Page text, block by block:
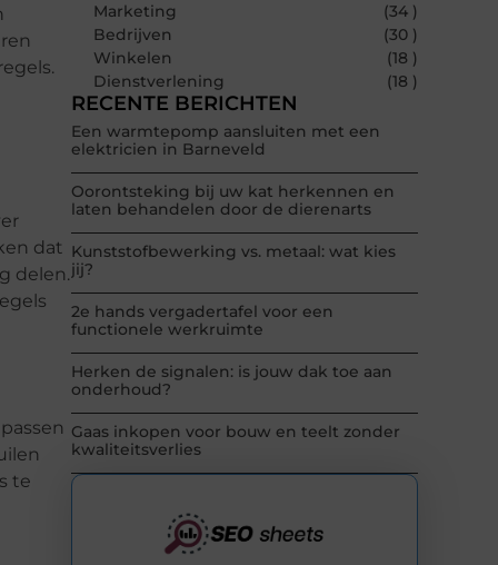
dat
delen.
te
Marketing
(34 )
Bedrijven
(30 )
Winkelen
(18 )
Dienstverlening
(18 )
RECENTE BERICHTEN
Een warmtepomp aansluiten met een
elektricien in Barneveld
Oorontsteking bij uw kat herkennen en
laten behandelen door de dierenarts
Kunststofbewerking vs. metaal: wat kies
jij?
2e hands vergadertafel voor een
functionele werkruimte
Herken de signalen: is jouw dak toe aan
onderhoud?
Gaas inkopen voor bouw en teelt zonder
kwaliteitsverlies